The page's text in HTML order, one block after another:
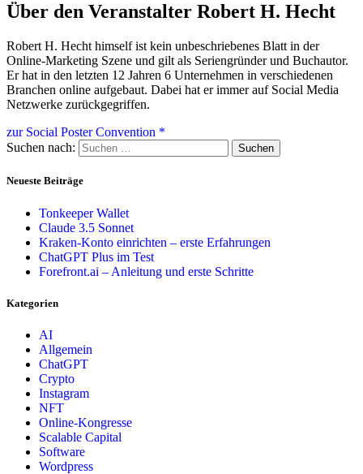
Über den Veranstalter Robert H. Hecht
Robert H. Hecht himself ist kein unbeschriebenes Blatt in der
Online-Marketing Szene und gilt als Seriengründer und Buchautor.
Er hat in den letzten 12 Jahren 6 Unternehmen in verschiedenen
Branchen online aufgebaut. Dabei hat er immer auf Social Media
Netzwerke zurückgegriffen.
zur Social Poster Convention *
Suchen nach:
Neueste Beiträge
Tonkeeper Wallet
Claude 3.5 Sonnet
Kraken-Konto einrichten – erste Erfahrungen
ChatGPT Plus im Test
Forefront.ai – Anleitung und erste Schritte
Kategorien
AI
Allgemein
ChatGPT
Crypto
Instagram
NFT
Online-Kongresse
Scalable Capital
Software
Wordpress